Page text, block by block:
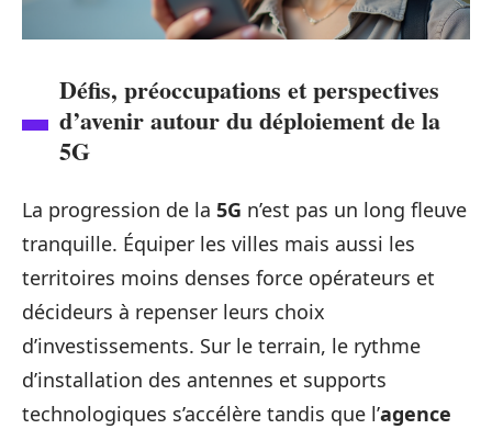
Défis, préoccupations et perspectives
d’avenir autour du déploiement de la
5G
La progression de la 5G n’est pas un long fleuve
tranquille. Équiper les villes mais aussi les
territoires moins denses force opérateurs et
décideurs à repenser leurs choix
d’investissements. Sur le terrain, le rythme
d’installation des antennes et supports
technologiques s’accélère tandis que l’agence